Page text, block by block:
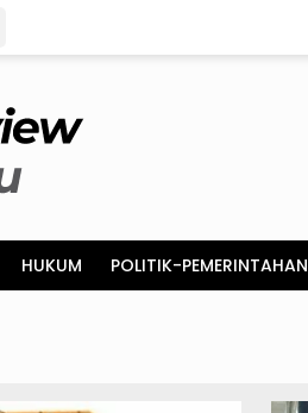
HUKUM POLITIK-PEMERINTAHAN